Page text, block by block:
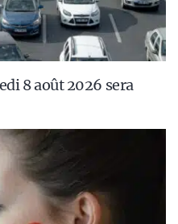
8 août 2026 sera